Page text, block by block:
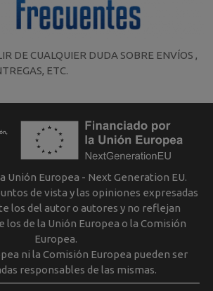
DE CUALQUIER DUDA SOBRE ENVÍOS ,
ETC.
Unión Europea - Next Generation EU.
de vista y las opiniones expresadas
los del autor o autores y no reflejan
los de la Unión Europea o la Comisión
Europea.
ni la Comisión Europea pueden ser
responsables de las mismas.